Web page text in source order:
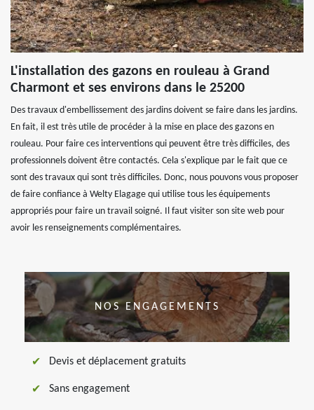
L'installation des gazons en rouleau à Grand
Charmont et ses environs dans le 25200
Des travaux d'embellissement des jardins doivent se faire dans les jardins.
En fait, il est très utile de procéder à la mise en place des gazons en
rouleau. Pour faire ces interventions qui peuvent être très difficiles, des
professionnels doivent être contactés. Cela s'explique par le fait que ce
sont des travaux qui sont très difficiles. Donc, nous pouvons vous proposer
de faire confiance à Welty Elagage qui utilise tous les équipements
appropriés pour faire un travail soigné. Il faut visiter son site web pour
avoir les renseignements complémentaires.
NOS ENGAGEMENTS
Devis et déplacement gratuits
Sans engagement